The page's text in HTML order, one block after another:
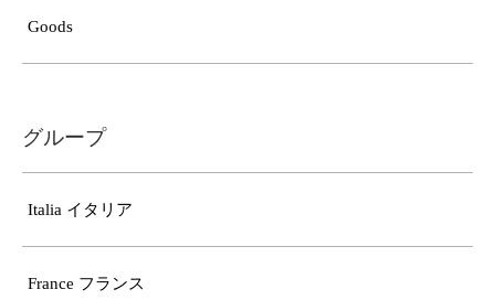
Goods
グループ
Italia イタリア
France フランス